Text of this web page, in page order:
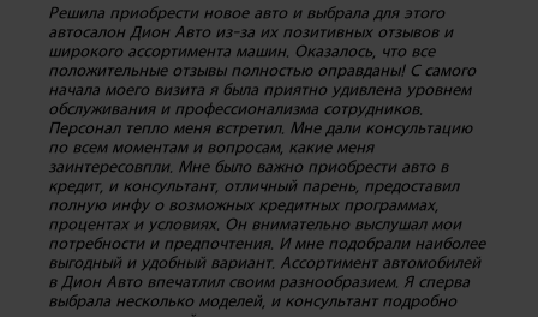
Решила приобрести новое авто и выбрала для этого
автосалон Дион Авто из-за их позитивных отзывов и
широкого ассортимента машин. Оказалось, что все
положительные отзывы полностью оправданы! С самого
начала моего визита я была приятно удивлена уровнем
обслуживания и профессионализма сотрудников.
Персонал тепло меня встретил. Мне дали консультацию
по всем моментам и вопросам, какие меня
заинтересовпли. Мне было важно приобрести авто в
кредит, и консультант, отличный парень, предоставил
полную инфу о возможных кредитных программах,
процентах и условиях. Он внимательно выслушал мои
потребности и предпочтения. И мне подобрали наиболее
выгодный и удобный вариант. Ассортимент автомобилей
в Дион Авто впечатлил своим разнообразием. Я сперва
выбрала несколько моделей, и консультант подробно